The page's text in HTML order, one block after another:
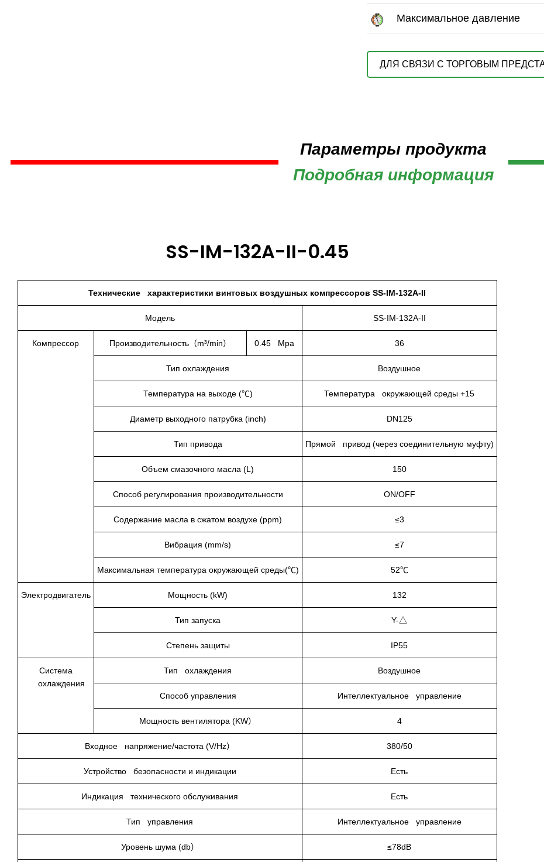
Максимальное давление
ДЛЯ СВЯЗИ С ТОРГОВЫМ
Параметры продукта
Подробная информация
SS-IM-132A-II-0.45
Технические характеристики винтовых воздушных компрессоров SS-IM-132A-II
Модель SS-IM-132A-II
Компрессор Производительность（m³/min） 0.45 Mpa 36
Тип охлаждения Воздушное
Температура на выходе (℃) Температура окружающей среды +15
Диаметр выходного патрубка (inch) DN125
Тип привода Прямой привод (через соединительную муфту)
Объем смазочного масла (L) 150
Способ регулирования производительности ON/OFF
Содержание масла в сжатом воздухе (ppm) ≤3
Вибрация (mm/s) ≤7
Максимальная температура окружающей среды(℃) 52℃
Электродвигатель Мощность (kW) 132
Тип запуска Y-△
Степень защиты IP55
Система
охлаждения
Тип охлаждения Воздушное
Способ управления Интеллектуальное управление
Мощность вентилятора (KW） 4
Входное напряжение/частота (V/Hz） 380/50
Устройство безопасности и индикации Есть
Индикация технического обслуживания Есть
Тип управления Интеллектуальное управление
Уровень шума (db） ≤78dB